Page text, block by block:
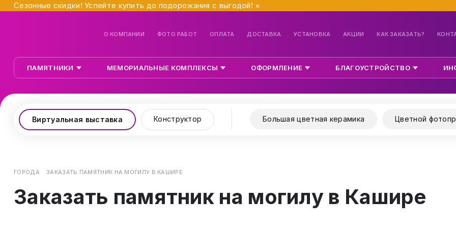
Сезонные скидки! Успейте купить до подорожания с выгодой! ×
О КОМПАНИИ ФОТО РАБОТ ОПЛАТА ДОСТАВКА УСТАНОВКА АКЦИИ КАК ЗАКАЗАТЬ?
ПАМЯТНИКИ МЕМОРИАЛЬНЫЕ КОМПЛЕКСЫ ОФОРМЛЕНИЕ БЛАГОУСТРОЙСТВО
Виртуальная выставка Конструктор Большая цветная керамика Цветной
ГОРОДА ЗАКАЗАТЬ ПАМЯТНИК НА МОГИЛУ В КАШИРЕ
Заказать памятник на могилу в Кашире